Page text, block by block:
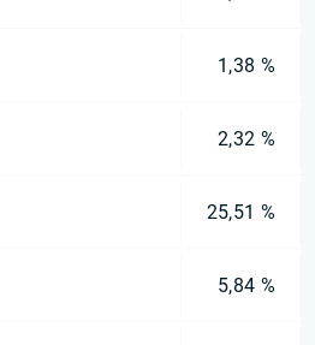
1,38 %
2,32 %
25,51 %
5,84 %